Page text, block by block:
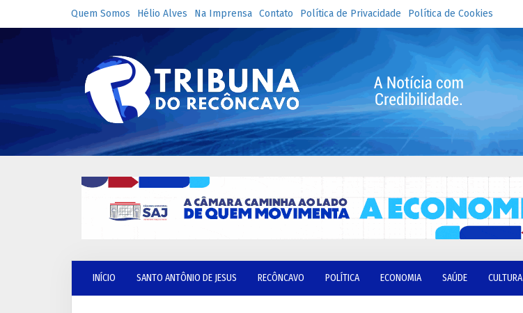
Quem Somos Hélio Alves Na Imprensa Contato Política de Privacidade Política de Cookies
INÍCIO SANTO ANTÔNIO DE JESUS RECÔNCAVO POLÍTICA ECONOMIA SAÚDE CULTURA